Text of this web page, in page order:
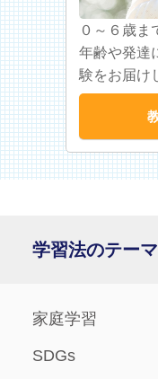
０～６歳ま
年齢や発達
験をお届け
学習法のテー
家庭学習
SDGs